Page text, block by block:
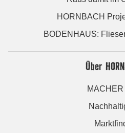
HORNBACH
BODENHAUS:
Über